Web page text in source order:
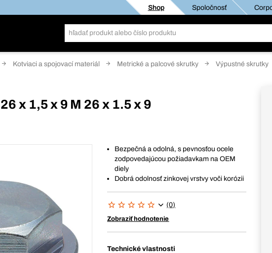
Shop Spoločnosť
Kotviaci a spojovací materiál Metrické a palcové skrutky Výpustné skrutky
x 1,5 x 9 M 26 x 1.5 x 9
Bezpečná a odolná, s pevnosťou ocele
zodpovedajúcou požiadavkam na OEM
diely
Dobrá odolnosť zinkovej vrstvy voči korózii
(0)
Zobraziť hodnotenie
Technické vlastnosti